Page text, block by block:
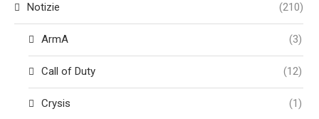
Notizie (210)
ArmA (3)
Call of Duty (12)
Crysis (1)